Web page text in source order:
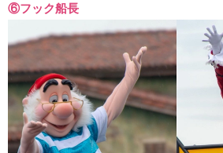
⑥フック船長